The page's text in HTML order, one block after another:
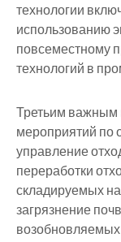
технологии
использованию
повсеместному
технологий в
Третьим важным
мероприятий по
управление
переработки
складируемых
загрязнение
возобновляемых